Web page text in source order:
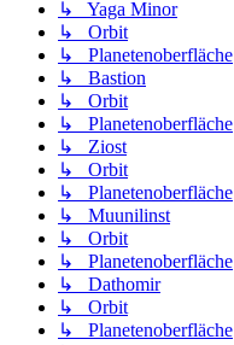
↳ Yaga Minor
↳ Orbit
↳ Planetenoberfläche
↳ Bastion
↳ Orbit
↳ Planetenoberfläche
↳ Ziost
↳ Orbit
↳ Planetenoberfläche
↳ Muunilinst
↳ Orbit
↳ Planetenoberfläche
↳ Dathomir
↳ Orbit
↳ Planetenoberfläche